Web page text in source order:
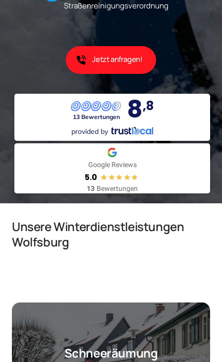
Jetzt anfragen!
13 Bewertungen 8,8
provided by
Google Reviews
5.0
13 Bewertungen
Unsere Winterdienstleistungen
Wolfsburg
Schneeräumung